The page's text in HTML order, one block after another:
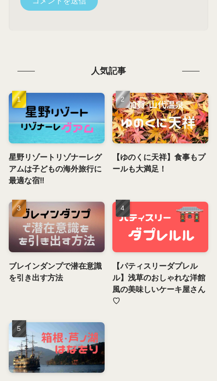
人気記事
星野リゾートリゾナーレグ
アムは子どもの海外旅行に
最適な宿‼️
【ゆのくに天祥】食事もプ
ールも大満足！
ブレインダンプで潜在意識
を引き出す方法
【パティスリーダプレル
ル】浅草のおしゃれな洋館
風の美味しいケーキ屋さん
♡